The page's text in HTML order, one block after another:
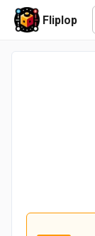
Fliplop